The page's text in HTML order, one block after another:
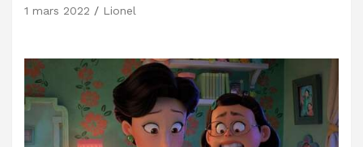
1 mars 2022 Lionel